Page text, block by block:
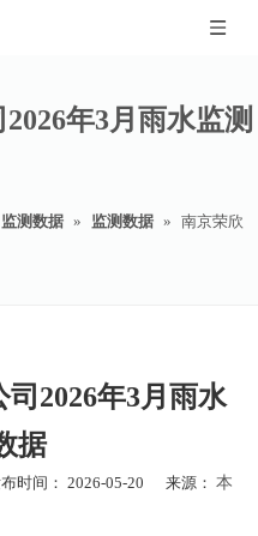
年3月雨水监测
监测数据 » 监测数据 » 南京荣欣
2026年3月雨水
据
时间： 2026-05-20 来源： 本